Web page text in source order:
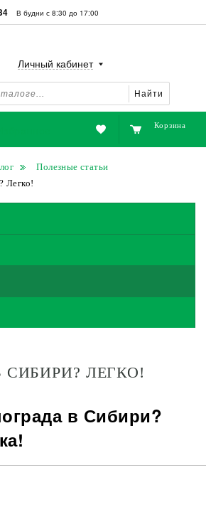
В будни с 8:30 до 17:00
Найти
Личный кабинет
Корзина
Полезные статьи
Легко!
ЛЕГКО!
в Сибири?